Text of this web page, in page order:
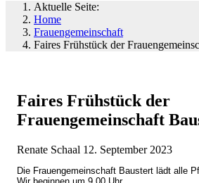
Aktuelle Seite:
Home
Frauengemeinschaft
Faires Frühstück der
Faires Frühstück der
Frauengemeinschaft
Renate Schaal 12. September 2023
Die Frauengemeinschaft Baustert lädt alle